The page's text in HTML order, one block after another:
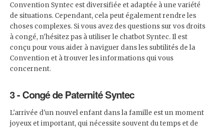
Convention Syntec est diversifiée et adaptée à une variété
de situations. Cependant, cela peut également rendre les
choses complexes. Si vous avez des questions sur vos droits
à congé, n'hésitez pas à utiliser le chatbot Syntec. Il est
conçu pour vous aider à naviguer dans les subtilités de la
Convention et à trouver les informations qui vous
concernent.
3 - Congé de Paternité Syntec
L'arrivée d'un nouvel enfant dans la famille est un moment
joyeux et important, qui nécessite souvent du temps et de